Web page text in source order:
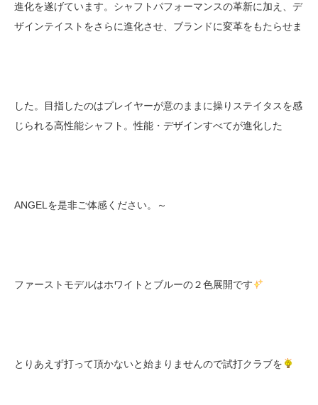
進化を遂げています。シャフトパフォーマンスの革新に加え、デ
ザインテイストをさらに進化させ、ブランドに変革をもたらせま
した。目指したのはプレイヤーが意のままに操りステイタスを感
じられる高性能シャフト。性能・デザインすべてが進化した
ANGELを是非ご体感ください。～
ファーストモデルはホワイトとブルーの２色展開です
とりあえず打って頂かないと始まりませんので試打クラブを